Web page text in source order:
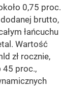
0,75 proc.
brutto,
łańcuchu
Wartość
zł rocznie,
45 proc.,